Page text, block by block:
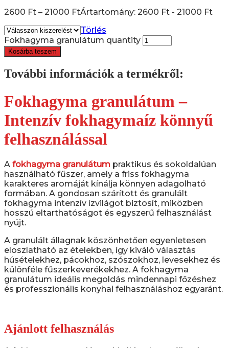
2600 Ft – 21000 FtÁrtartomány: 2600 Ft - 21000 Ft
Törlés
Fokhagyma granulátum quantity
Kosárba teszem
További információk a termékről:
Fokhagyma granulátum –
Intenzív fokhagymaíz könnyű
felhasználással
A fokhagyma granulátum praktikus és sokoldalúan
használható fűszer, amely a friss fokhagyma
karakteres aromáját kínálja könnyen adagolható
formában. A gondosan szárított és granulált
fokhagyma intenzív ízvilágot biztosít, miközben
hosszú eltarthatóságot és egyszerű felhasználást
nyújt.
A granulált állagnak köszönhetően egyenletesen
eloszlatható az ételekben, így kiváló választás
húsételekhez, pácokhoz, szószokhoz, levesekhez és
különféle fűszerkeverékekhez. A fokhagyma
granulátum ideális megoldás mindennapi főzéshez
és professzionális konyhai felhasználáshoz egyaránt.
Ajánlott felhasználás